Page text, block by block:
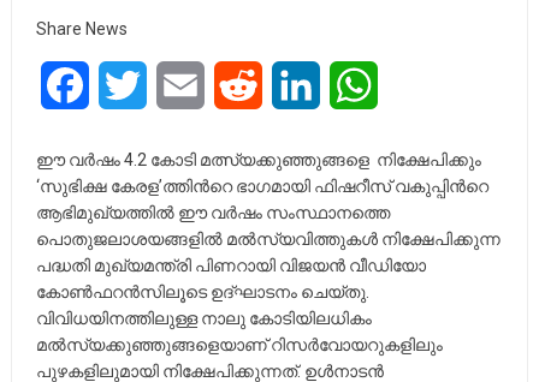
Share News
FacebookTwitter Email Reddit LinkedIn
ഈ വര്‍ഷം 4.2 കോടി മത്സ്യക്കുഞ്ഞുങ്ങളെ നിക്ഷേപിക്കും
‘സുഭിക്ഷ കേരള’ത്തിന്‍റെ ഭാഗമായി ഫിഷറീസ് വകുപ്പിന്‍റെ
ആഭിമുഖ്യത്തില്‍ ഈ വര്‍ഷം സംസ്ഥാനത്തെ
പൊതുജലാശയങ്ങളില്‍ മല്‍സ്യവിത്തുകള്‍ നിക്ഷേപിക്കുന്ന
പദ്ധതി മുഖ്യമന്ത്രി പിണറായി വിജയന്‍ വീഡിയോ
കോണ്‍ഫറന്‍സിലൂടെ ഉദ്ഘാടനം ചെയ്തു.
വിവിധയിനത്തിലുള്ള നാലു കോടിയിലധികം
മല്‍സ്യക്കുഞ്ഞുങ്ങളെയാണ് റിസര്‍വോയറുകളിലും
പുഴകളിലുമായി നിക്ഷേപിക്കുന്നത്. ഉള്‍നാടന്‍